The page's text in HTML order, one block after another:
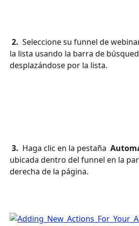
2. Seleccione su funnel de
la lista usando la barra de
desplazándose por la lista.
3. Haga clic en la pestaña
ubicada dentro del funnel en la
derecha de la página.